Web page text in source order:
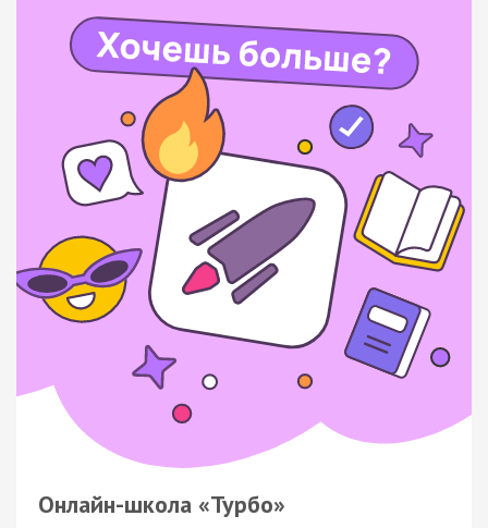
Онлайн-школа «Турбо»